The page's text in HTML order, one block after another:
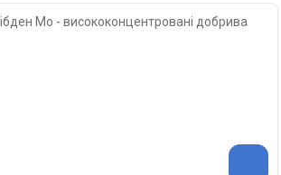
Mo - висококонцентровані добрива